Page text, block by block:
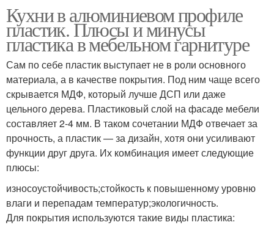
Кухни в алюминиевом профиле
пластик. Плюсы и минусы
пластика в мебельном гарнитуре
Сам по себе пластик выступает не в роли основного
материала, а в качестве покрытия. Под ним чаще всего
скрывается МДФ, который лучше ДСП или даже
цельного дерева. Пластиковый слой на фасаде мебели
составляет 2-4 мм. В таком сочетании МДФ отвечает за
прочность, а пластик — за дизайн, хотя они усиливают
функции друг друга. Их комбинация имеет следующие
плюсы:
износоустойчивость;стойкость к повышенному уровню
влаги и перепадам температур;экологичность.
Для покрытия используются такие виды пластика: